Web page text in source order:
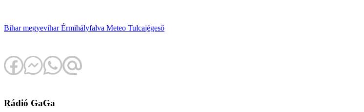
Bihar megyeviharÉrmihályfalva Meteo Tulcajégeső
Rádió GaGa